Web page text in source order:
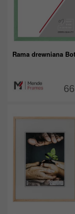
Rama drewniana